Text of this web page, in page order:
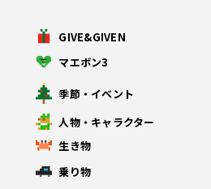
GIVE&GIVEN
マエボン3
季節・イベント
人物・キャラクター
生き物
乗り物